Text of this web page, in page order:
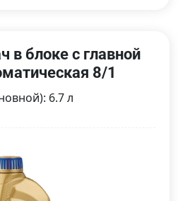
в блоке с главной
8/1
6.7 л